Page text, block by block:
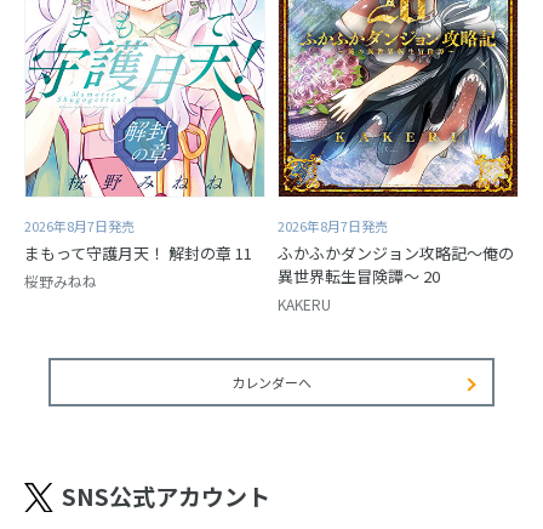
2026年8月7日発売
まもって守護月天！ 解封の章 11
桜野みねね
2026年8月7日発売
ふかふかダンジョン攻略記～俺の
異世界転生冒険譚～ 20
KAKERU
カレンダーへ
SNS公式アカウント